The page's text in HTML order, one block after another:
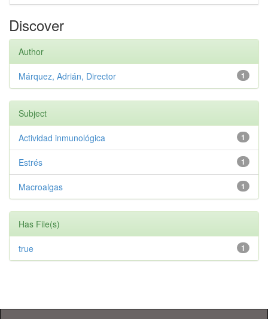
Discover
Author
1
Márquez, Adrián, Director
Subject
1
Actividad inmunológica
1
Estrés
1
Macroalgas
Has File(s)
1
true